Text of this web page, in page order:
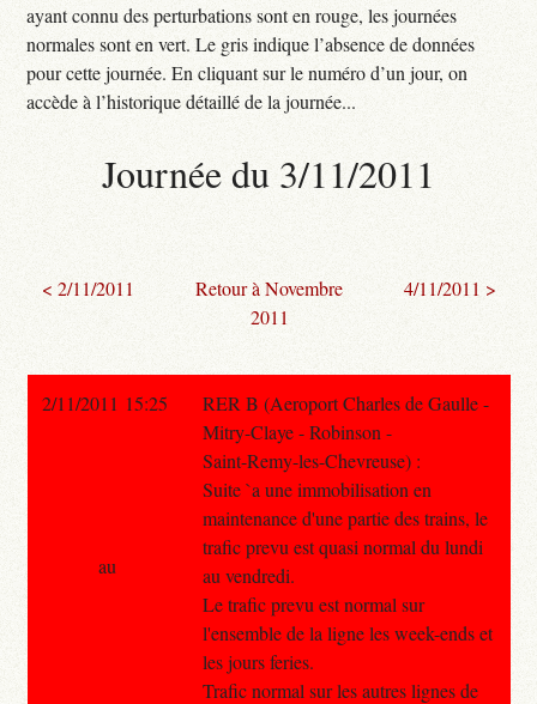
ayant connu des perturbations sont en rouge, les journées
normales sont en vert. Le gris indique l’absence de données
pour cette journée. En cliquant sur le numéro d’un jour, on
accède à l’historique détaillé de la journée...
Journée du 3/11/2011
< 2/11/2011
Retour à Novembre
2011
4/11/2011 >
2/11/2011 15:25
RER B (Aeroport Charles de Gaulle -
Mitry-Claye - Robinson -
Saint-Remy-les-Chevreuse) :
Suite `a une immobilisation en
maintenance d'une partie des trains, le
trafic prevu est quasi normal du lundi
au vendredi.
Le trafic prevu est normal sur
l'ensemble de la ligne les week-ends et
les jours feries.
Trafic normal sur les autres lignes de
au